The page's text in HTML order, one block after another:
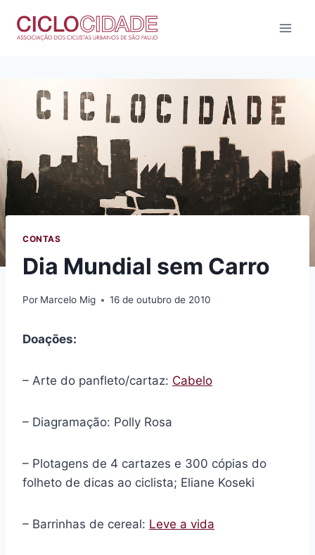
para
CONTAS
Dia Mundial sem Carro
Por Marcelo Mig 16 de outubro de 2010
Doações:
– Arte do panfleto/cartaz: Cabelo
– Diagramação: Polly Rosa
– Plotagens de 4 cartazes e 300 cópias do
folheto de dicas ao ciclista; Eliane Koseki
– Barrinhas de cereal: Leve a vida